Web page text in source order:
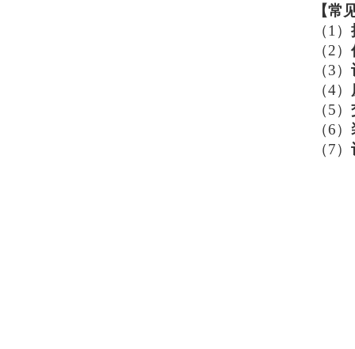
【常
（1）
（2）
（3）
（4）
（5）
（6）
（7）